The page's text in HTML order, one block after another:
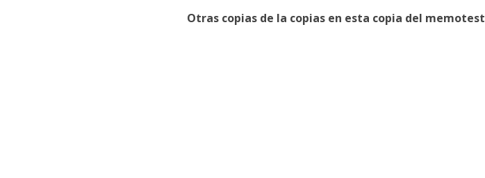
Otras copias de la copias en esta copia del memotest